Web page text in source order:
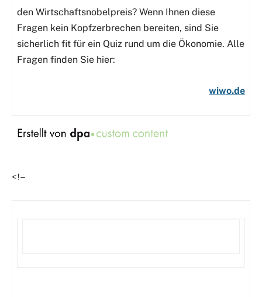
den Wirtschaftsnobelpreis? Wenn Ihnen diese
Fragen kein Kopfzerbrechen bereiten, sind Sie
sicherlich fit für ein Quiz rund um die Ökonomie. Alle
Fragen finden Sie hier:
wiwo.de
<!–